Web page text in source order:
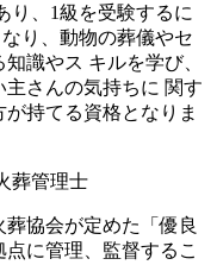
り、1級を受験するに
り、動物の葬儀やセ
識やス キルを学び、
さんの気持ちに 関す
持てる資格となりま
協会が定めた「優良
に管理、監督するこ